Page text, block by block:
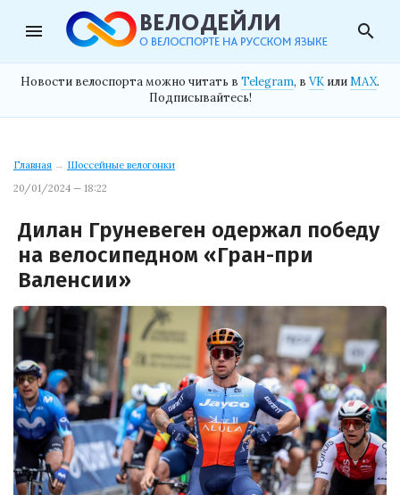
menu search
Новости велоспорта можно читать в Telegram, в VK илиMAX.
Подписывайтесь!
Главная → Шоссейные велогонки
20/01/2024 — 18:22
Дилан Груневеген одержал победу
на велосипедном «Гран-при
Валенсии»